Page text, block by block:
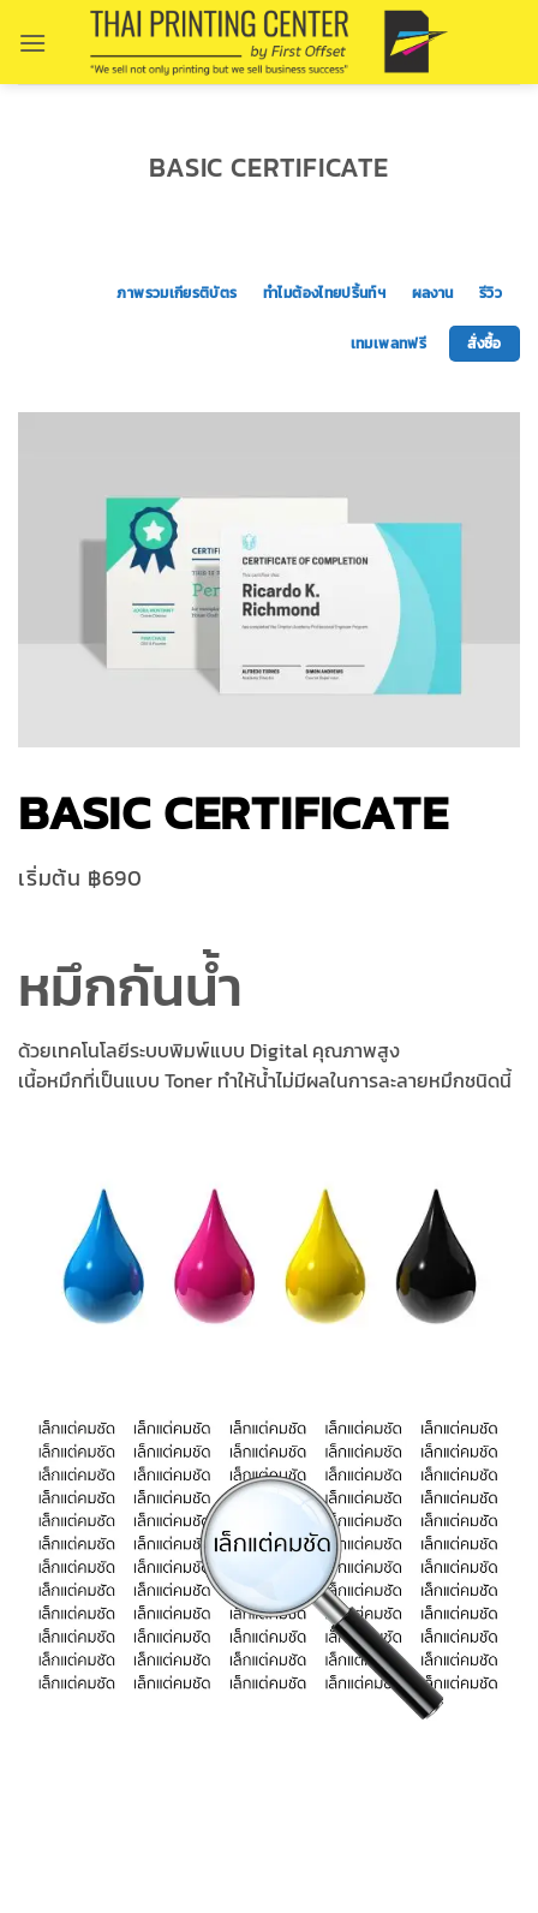
BASIC CERTIFICATE
ภาพรวมเกียรติบัตร ทำไมต้องไทยปริ้นท์ฯ ผลงาน รีวิว
เทมเพลทฟรี สั่งซื้อ
BASIC CERTIFICATE
เริ่มต้น ฿690
หมึกกันน้ำ
ด้วยเทคโนโลยีระบบพิมพ์แบบ Digital คุณภาพสูง
เนื้อหมึกที่เป็นแบบ Toner ทำให้น้ำไม่มีผลในการละลายหมึกชนิดนี้